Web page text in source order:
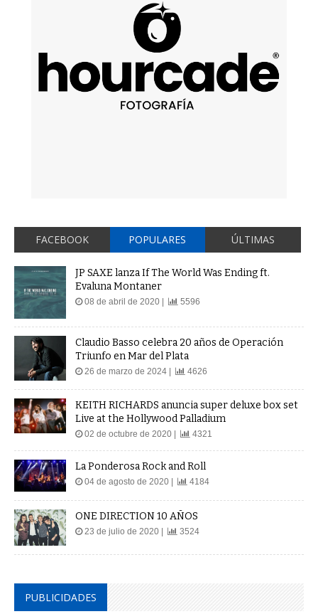
FACEBOOK POPULARES ÚLTIMAS
JP SAXE lanza If The World Was Ending ft.
Evaluna Montaner
08 de abril de 2020 | 5596
Claudio Basso celebra 20 años de Operación
Triunfo en Mar del Plata
26 de marzo de 2024 | 4626
KEITH RICHARDS anuncia super deluxe box set
Live at the Hollywood Palladium
02 de octubre de 2020 | 4321
La Ponderosa Rock and Roll
04 de agosto de 2020 | 4184
ONE DIRECTION 10 AÑOS
23 de julio de 2020 | 3524
PUBLICIDADES